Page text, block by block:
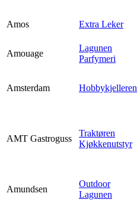
Amos Extra Leker
Amouage
Lagunen
Parfymeri
Amsterdam Hobbykjelleren
AMT Gastroguss
Traktøren
Kjøkkenutstyr
Amundsen
Outdoor
Lagunen